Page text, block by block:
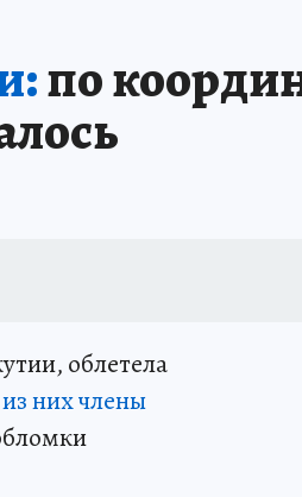
по
облетела
них члены